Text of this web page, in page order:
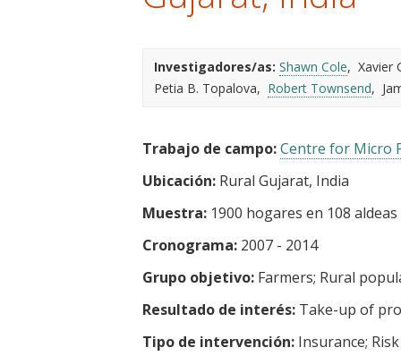
Investigadores/as: Shawn Cole
Xavier
Petia B. Topalova
Robert Townsend
Trabajo de campo:Centre for Micro
Ubicación: Rural Gujarat, India
Muestra: 1900 hogares en 108
Cronograma: 2007 - 2014
Grupo objetivo: Farmers Rural
Resultado de interés: Take-up of
Tipo de intervención: Insurance